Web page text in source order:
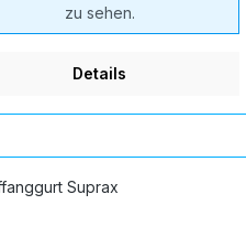
zu sehen.
Details